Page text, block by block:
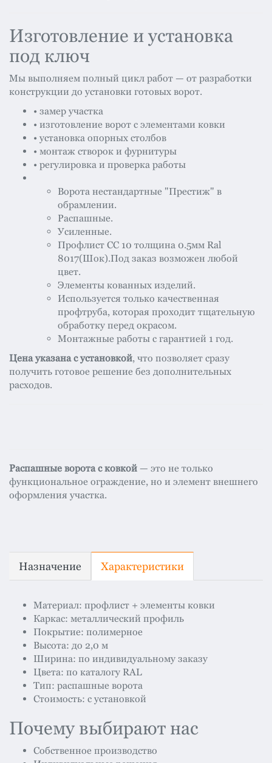
Изготовление и установка
под ключ
Мы выполняем полный цикл работ — от разработки
конструкции до установки готовых ворот.
• замер участка
• изготовление ворот с элементами ковки
• установка опорных столбов
• монтаж створок и фурнитуры
• регулировка и проверка работы
Ворота нестандартные "Престиж" в
обрамлении.
Распашные.
Усиленные.
Профлист СС 10 толщина 0.5мм Ral
8017(Шок).Под заказ возможен любой
цвет.
Элементы кованных изделий.
Используется только качественная
профтруба, которая проходит тщательную
обработку перед окрасом.
Монтажные работы с гарантией 1 год.
Цена указана с установкой, что позволяет сразу
получить готовое решение без дополнительных
расходов.
Распашные ворота с ковкой — это не только
функциональное ограждение, но и элемент внешнего
оформления участка.
Назначение Характеристики
Материал: профлист + элементы ковки
Каркас: металлический профиль
Покрытие: полимерное
Высота: до 2,0 м
Ширина: по индивидуальному заказу
Цвета: по каталогу RAL
Тип: распашные ворота
Стоимость: с установкой
Почему выбирают нас
Собственное производство